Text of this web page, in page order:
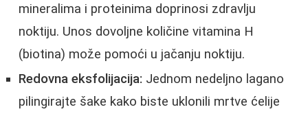
mineralima i proteinima doprinosi zdravlju
noktiju. Unos dovoljne količine vitamina H
(biotina) može pomoći u jačanju noktiju.
Redovna eksfolijacija: Jednom nedeljno lagano
pilingirajte šake kako biste uklonili mrtve ćelije